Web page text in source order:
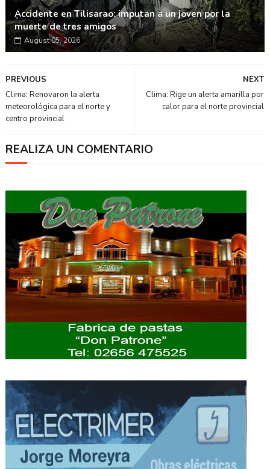
Accidente en Tilisarao: imputan a un joven por la
muerte de tres amigos
August 05, 2026
NEXT
Clima: Rige un alerta amarilla por
calor para el norte provincial
PREVIOUS
Clima: Renovaron la alerta
meteorológica para el norte y
centro provincial
REALIZA UN COMENTARIO